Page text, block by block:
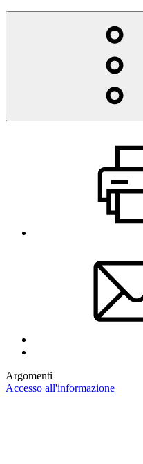
Argomenti
Accesso all'informazione